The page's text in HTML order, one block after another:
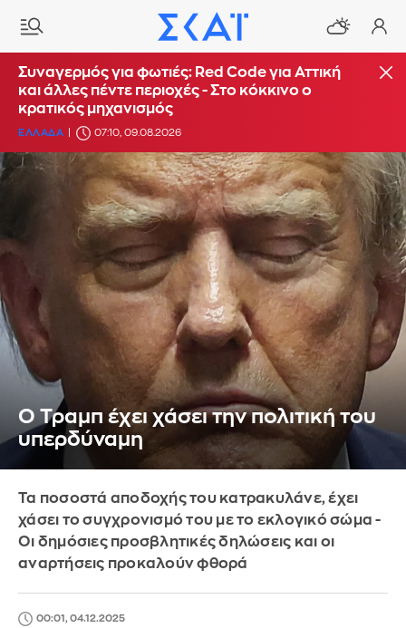
Συναγερμός για φωτιές: Red Code για Αττική
και άλλες πέντε περιοχές - Στο κόκκινο ο
κρατικός μηχανισμός
ΕΛΛΑΔΑ 07:10, 09.08.2026
Ο Τραμπ έχει χάσει την πολιτική του
υπερδύναμη
Τα ποσοστά αποδοχής του κατρακυλάνε, έχει
χάσει το συγχρονισμό του με το εκλογικό σώμα -
Οι δημόσιες προσβλητικές δηλώσεις και οι
αναρτήσεις προκαλούν φθορά
00:01, 04.12.2025